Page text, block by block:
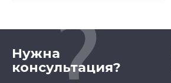
Нужна
консультация?